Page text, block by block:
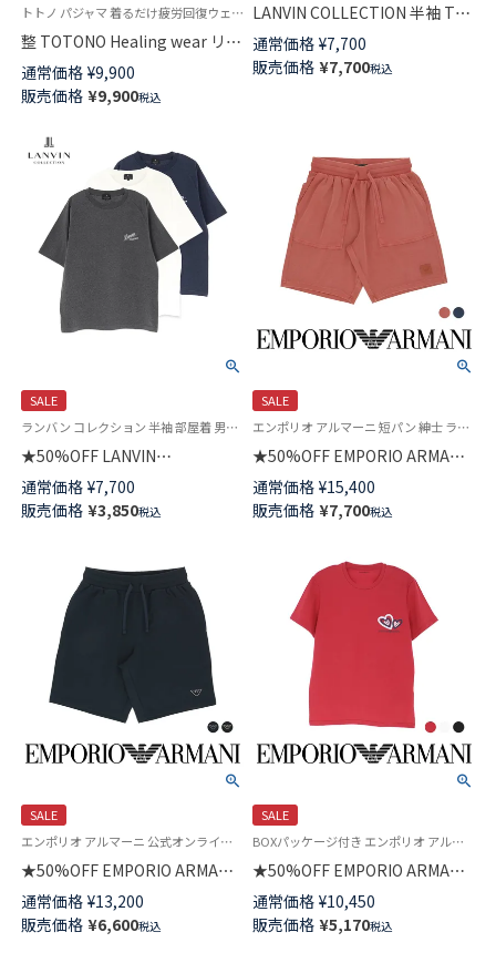
トトノ パジャマ 着るだけ疲労回復ウェア トップス 手軽にからだメンテナンス 保温 あったか
整 TOTONO Healing wear リカ
バリーウェア 疲労回復 長袖Tシ
ャツ メンズ 遠赤外線効果 血行
促進 一般医療機器 TERAX
ノロジー） 73210003
通常価格 ¥9,900
販売価格 ¥9,900税込
LANVIN COLLECTION 半袖 Tシ
ャツ【M Lサイズ】先染めシャン
ブレークレープ 綿100% メンズ
パジャマ 54454014
通常価格 ¥7,700
販売価格 ¥7,700税込
SALE
ランバン コレクション 半袖 部屋着 男性 紳士 プレゼント ラウンジウェア
★50%OFF LANVIN
COLLECTION 半袖 Tシャツ【M
Lサイズ】天竺杢無地 シーズンロ
ゴ 綿100% メンズ パジャマ
通常価格 ¥7,700
販売価格 ¥3,850税込
SALE
エンポリオ アルマーニ 短パン 紳士 ラウンジウェア
★50%OFF EMPORIO ARMANI
BERMUDA ハーフパンツ メンズ
EUサイズ 54007868
通常価格 ¥15,400
販売価格 ¥7,700税込
SALE
エンポリオ アルマーニ 公式オンラインショップ 紳士 ラウンジウェア
★50%OFF EMPORIO ARMANI
JACQUARD LOGO バミューダ
パンツ ベーシック テリージャ
ージー ハーフパンツ メンズ EU
通常価格 ¥13,200
販売価格 ¥6,600税込
SALE
BOXパッケージ付き エンポリオ アルマーニ 男性 ラウンジウェア 父の日
★50%OFF EMPORIO ARMANI
HEARTS&LOVE CREW NECK T-
SHIRT 半袖 Tシャツ EUサイズ
メンズ 54008597
通常価格 ¥10,450
販売価格 ¥5,170税込